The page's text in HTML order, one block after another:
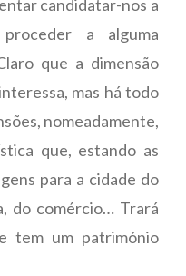
candidatar-nos a
a alguma
que a dimensão
mas há todo
nomeadamente,
que, estando as
para a cidade do
do comércio… Trará
tem um património